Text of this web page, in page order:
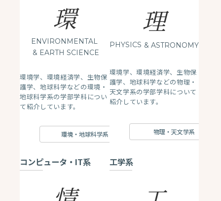
環
ENVIRONMENTAL
& EARTH SCIENCE
環境学、環境経済学、生物保
護学、地球科学などの環境・
地球科学系の学部学科につい
て紹介しています。
環境・地球科学系
理
PHYSICS & ASTRONOMY
環境学、環境経済学、生物保
護学、地球科学などの物理・
天文学系の学部学科について
紹介しています。
物理・天文学系
コンピュータ・IT系 工学系